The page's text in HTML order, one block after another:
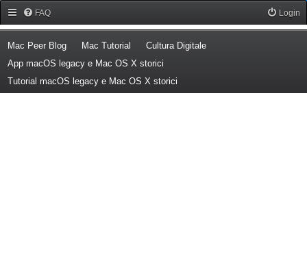
FAQ Login
Mac Peer Blog(Opens a new tab)
Mac Tutorial (Opens a new tab)
Cultura Digitale(Opens a new tab)
App macOS legacy e Mac OS X storici
Tutorial macOS legacy e Mac OS X storici